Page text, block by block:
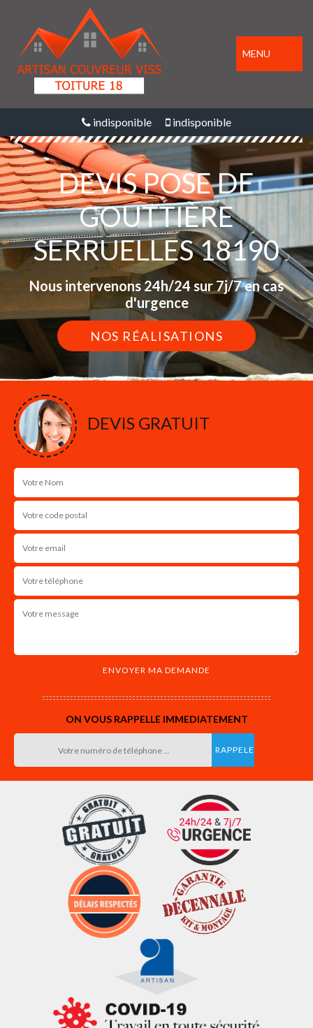
MENU
indisponible indisponible
DEVIS POSE DE
GOUTTIÈRE
SERRUELLES 18190
Nous intervenons 24h/24 sur 7j/7 en cas
d'urgence
NOS RÉALISATIONS
DEVIS GRATUIT
ON VOUS RAPPELLE IMMEDIATEMENT